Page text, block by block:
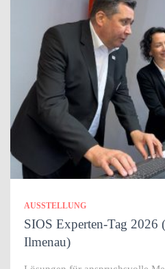
AUSSTELLUNG
SIOS Experten-Tag 2026
Ilmenau)